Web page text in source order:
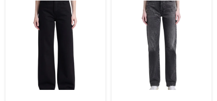
Jeans Levi´s de Dama Ribcage Wide LegJeans Levi´s de Dama 720